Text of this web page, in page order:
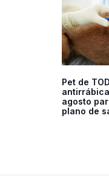
Pet de
agosto
plano de